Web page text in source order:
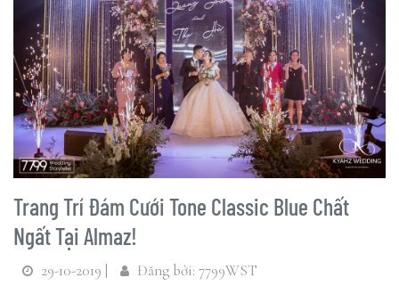
Trang Trí Đám Cưới Tone Classic Blue Chất
Ngất Tại Almaz!
29-10-2019 | Đăng bởi: 7799WST